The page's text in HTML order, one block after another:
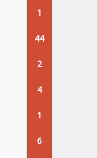
1
44
2
4
1
6